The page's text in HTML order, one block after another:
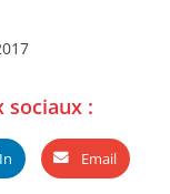
sociaux :
Email